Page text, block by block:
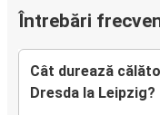
Întrebări
Cât durează
Dresda la Leipzig?